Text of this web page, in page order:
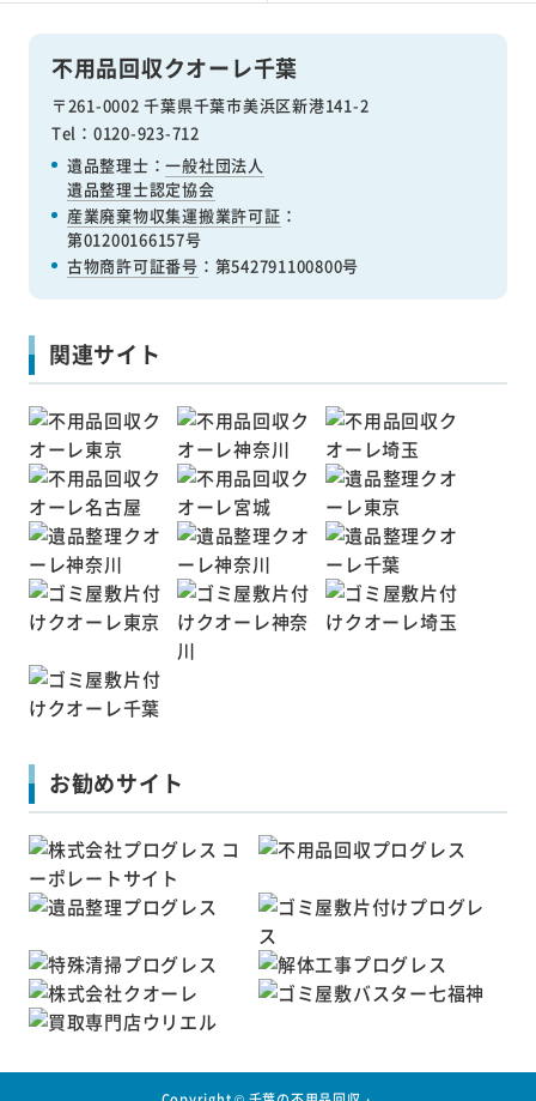
不用品回収クオーレ千葉
〒261-0002 千葉県千葉市美浜区新港141-2
Tel：0120-923-712
遺品整理士：一般社団法人
遺品整理士認定協会
産業廃棄物収集運搬業許可証 ：
第01200166157号
古物商許可証番号 ：第542791100800号
関連サイト
お勧めサイト